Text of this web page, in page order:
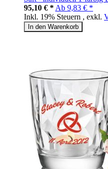
95,10 € * Ab 9,83 € *
Inkl. 19% Steuern , exkl.
In den Warenkorb